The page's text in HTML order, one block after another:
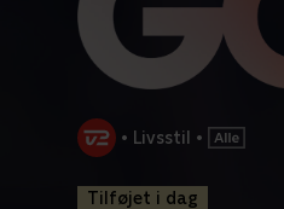
• Livsstil •
Tilføjet i dag